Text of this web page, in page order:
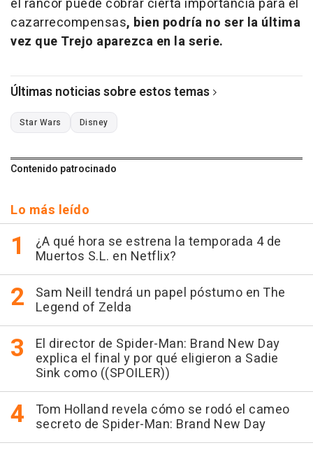
el rancor puede cobrar cierta importancia para el
cazarrecompensas, bien podría no ser la última
vez que Trejo aparezca en la serie.
Últimas noticias sobre estos temas
Star Wars Disney
Contenido patrocinado
Lo más leído
¿A qué hora se estrena la temporada 4 de
Muertos S.L. en Netflix?
Sam Neill tendrá un papel póstumo en The
Legend of Zelda
El director de Spider-Man: Brand New Day
explica el final y por qué eligieron a Sadie
Sink como ((SPOILER))
Tom Holland revela cómo se rodó el cameo
secreto de Spider-Man: Brand New Day